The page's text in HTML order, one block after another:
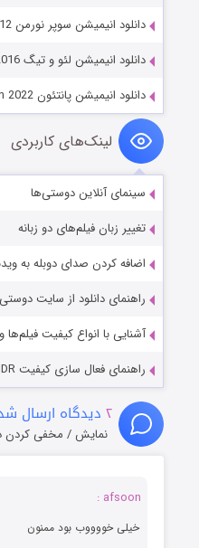
دانلود انیمیشن سوپر نورمن ParaNorman 2012
دانلود انیمیشن لئو و تیگ Leo and Tig 2016
دانلود انیمیشن پانتئون Pantheon 2022
لینک‌های کاربردی
سینمای آنلاین دوستی‌ها
تغییر زبان فیلم‌های دو زبانه
اضافه کردن صدای دوبله به
راهنمای دانلود از سایت
آشنایی با انواع کیفیت
راهنمای فعال سازی کیفیت HDR در PotPlayer
۲ دیدگاه ارسال
نمایش / مخفی کردن
afsoon :
خیلی خووووب بود ممنون